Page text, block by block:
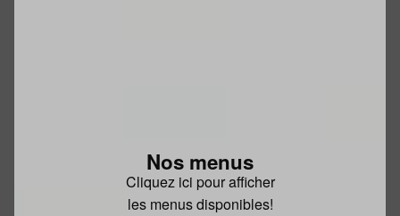
Nos menus
Cliquez ici pour afficher
les menus disponibles!